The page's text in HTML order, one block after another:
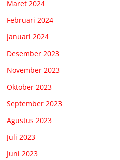
Maret 2024
Februari 2024
Januari 2024
Desember 2023
November 2023
Oktober 2023
September 2023
Agustus 2023
Juli 2023
Juni 2023